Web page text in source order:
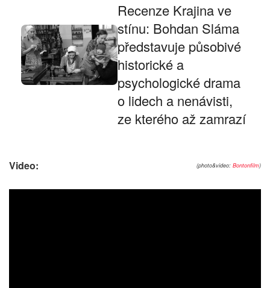
Recenze Krajina ve
stínu: Bohdan Sláma
představuje působivé
historické a
psychologické drama
o lidech a nenávisti,
ze kterého až zamrazí
(photo&video: Bontonfilm)
Video: